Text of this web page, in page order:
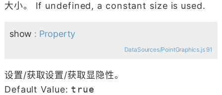
大小。 If undefined, a constant size is used.
show : Property
DataSources/PointGraphics.js 91
设置/获取设置/获取显隐性。
Default Value: true